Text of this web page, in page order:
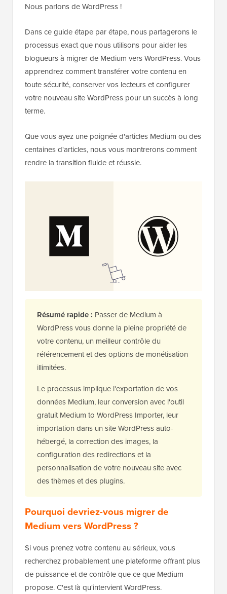
Nous parlons de WordPress !
Dans ce guide étape par étape, nous partagerons le
processus exact que nous utilisons pour aider les
blogueurs à migrer de Medium vers WordPress. Vous
apprendrez comment transférer votre contenu en
toute sécurité, conserver vos lecteurs et configurer
votre nouveau site WordPress pour un succès à long
terme.
Que vous ayez une poignée d'articles Medium ou des
centaines d'articles, nous vous montrerons comment
rendre la transition fluide et réussie.
Résumé rapide : Passer de Medium à
WordPress vous donne la pleine propriété de
votre contenu, un meilleur contrôle du
référencement et des options de monétisation
illimitées.
Le processus implique l'exportation de vos
données Medium, leur conversion avec l'outil
gratuit Medium to WordPress Importer, leur
importation dans un site WordPress auto-
hébergé, la correction des images, la
configuration des redirections et la
personnalisation de votre nouveau site avec
des thèmes et des plugins.
Pourquoi devriez-vous migrer de
Medium vers WordPress ?
Si vous prenez votre contenu au sérieux, vous
recherchez probablement une plateforme offrant plus
de puissance et de contrôle que ce que Medium
propose. C'est là qu'intervient WordPress.